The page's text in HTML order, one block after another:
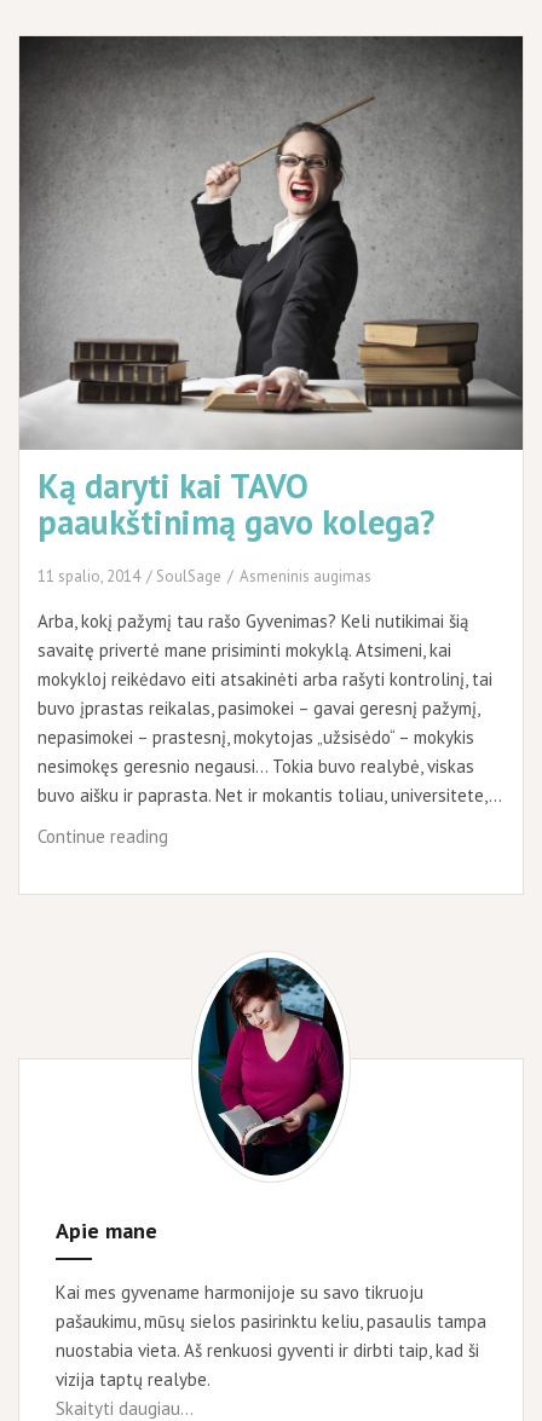
Ką daryti kai TAVO
paaukštinimą gavo kolega?
11 spalio, 2014 SoulSage Asmeninis augimas
Arba, kokį pažymį tau rašo Gyvenimas? Keli nutikimai šią
savaitę privertė mane prisiminti mokyklą. Atsimeni, kai
mokykloj reikėdavo eiti atsakinėti arba rašyti kontrolinį, tai
buvo įprastas reikalas, pasimokei – gavai geresnį pažymį,
nepasimokei – prastesnį, mokytojas „užsisėdo“ – mokykis
nesimokęs geresnio negausi… Tokia buvo realybė, viskas
buvo aišku ir paprasta. Net ir mokantis toliau, universitete,…
Continue reading
kai
paaukštinimą
kolega?
Apie mane
Kai mes gyvename harmonijoje su savo tikruoju
pašaukimu, mūsų sielos pasirinktu keliu, pasaulis tampa
nuostabia vieta. Aš renkuosi gyventi ir dirbti taip, kad ši
vizija taptų realybe.
Skaityti daugiau...